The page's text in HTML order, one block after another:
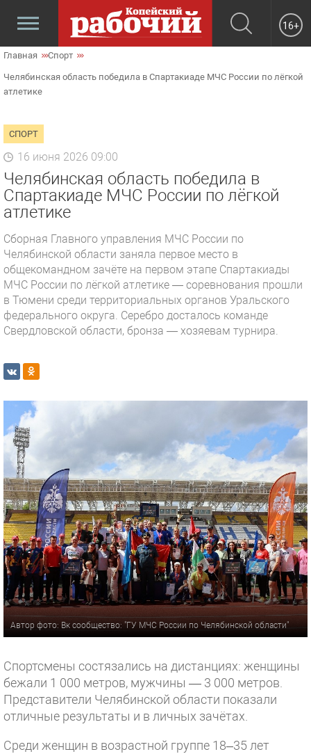
16+
Главная Спорт
Челябинская область победила в Спартакиаде МЧС России по лёгкой
атлетике
СПОРТ
16 июня 2026 09:00
Челябинская область победила в
Спартакиаде МЧС России по лёгкой
атлетике
Сборная Главного управления МЧС России по
Челябинской области заняла первое место в
общекомандном зачёте на первом этапе Спартакиады
МЧС России по лёгкой атлетике — соревнования прошли
в Тюмени среди территориальных органов Уральского
федерального округа. Серебро досталось команде
Свердловской области, бронза — хозяевам турнира.
Автор фото: Вк сообщество: "ГУ МЧС России по Челябинской области"
Спортсмены состязались на дистанциях: женщины
бежали 1 000 метров, мужчины — 3 000 метров.
Представители Челябинской области показали
отличные результаты и в личных зачётах.
Среди женщин в возрастной группе 18–35 лет